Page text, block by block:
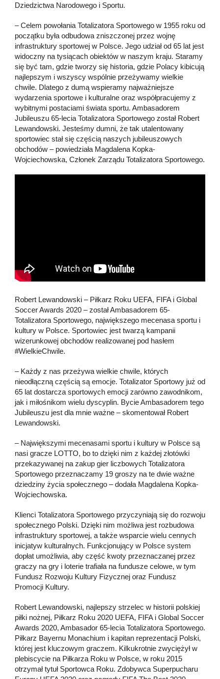
Dziedzictwa Narodowego i Sportu.
– Celem powołania Totalizatora Sportowego w 1955 roku od
początku była odbudowa zniszczonej przez wojnę
infrastruktury sportowej w Polsce. Jego udział od 65 lat jest
widoczny na tysiącach obiektów w naszym kraju. Staramy
się być tam, gdzie tworzy się historia, gdzie Polacy kibicują
najlepszym i wszyscy wspólnie przeżywamy wielkie
chwile. Dlatego z dumą wspieramy najważniejsze
wydarzenia sportowe i kulturalne oraz współpracujemy z
wybitnymi postaciami świata sportu. Ambasadorem
Jubileuszu 65-lecia Totalizatora Sportowego został Robert
Lewandowski. Jesteśmy dumni, że tak utalentowany
sportowiec stał się częścią naszych jubileuszowych
obchodów – powiedziała Magdalena Kopka-
Wojciechowska, Członek Zarządu Totalizatora Sportowego.
Robert Lewandowski – Piłkarz Roku UEFA, FIFA i Global
Soccer Awards 2020 – został Ambasadorem 65-
Totalizatora Sportowego, największego mecenasa sportu i
kultury w Polsce. Sportowiec jest twarzą kampanii
wizerunkowej obchodów realizowanej pod hasłem
#WielkieChwile.
– Każdy z nas przeżywa wielkie chwile, których
nieodłączną częścią są emocje. Totalizator Sportowy już od
65 lat dostarcza sportowych emocji zarówno zawodnikom,
jak i miłośnikom wielu dyscyplin. Bycie Ambasadorem tego
Jubileuszu jest dla mnie ważne – skomentował Robert
Lewandowski.
– Największymi mecenasami sportu i kultury w Polsce są
nasi gracze LOTTO, bo to dzięki nim z każdej złotówki
przekazywanej na zakup gier liczbowych Totalizatora
Sportowego przeznaczamy 19 groszy na te dwie ważne
dziedziny życia społecznego – dodała Magdalena Kopka-
Wojciechowska.
Klienci Totalizatora Sportowego przyczyniają się do rozwoju
społecznego Polski. Dzięki nim możliwa jest rozbudowa
infrastruktury sportowej, a także wsparcie wielu cennych
inicjatyw kulturalnych. Funkcjonujący w Polsce system
dopłat umożliwia, aby część kwoty przeznaczanej przez
graczy na gry i loterie trafiała na fundusze celowe, w tym
Fundusz Rozwoju Kultury Fizycznej oraz Fundusz
Promocji Kultury.
Robert Lewandowski, najlepszy strzelec w historii polskiej
piłki nożnej, Piłkarz Roku 2020 UEFA, FIFA i Global Soccer
Awards 2020, Ambasador 65-lecia Totalizatora Sportowego.
Piłkarz Bayernu Monachium i kapitan reprezentacji Polski,
której jest kluczowym graczem. Kilkukrotnie zwyciężył w
plebiscycie na Piłkarza Roku w Polsce, w roku 2015
otrzymał tytuł Sportowca Roku. Zdobywca Superpucharu